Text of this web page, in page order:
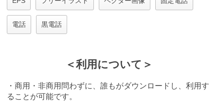
電話 黒電話
＜利用について＞
・商用・非商用問わずに、誰もがダウンロードし、利用す
ることが可能です。